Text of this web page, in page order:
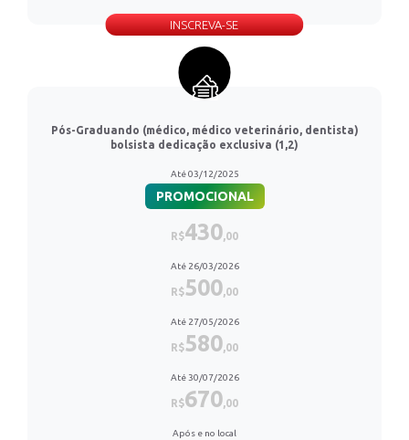
INSCREVA-SE
Pós-Graduando (médico, médico veterinário, dentista)
bolsista dedicação exclusiva (1,2)
Até 03/12/2025
PROMOCIONAL
R$430,00
Até 26/03/2026
R$500,00
Até 27/05/2026
R$580,00
Até 30/07/2026
R$670,00
Após e no local